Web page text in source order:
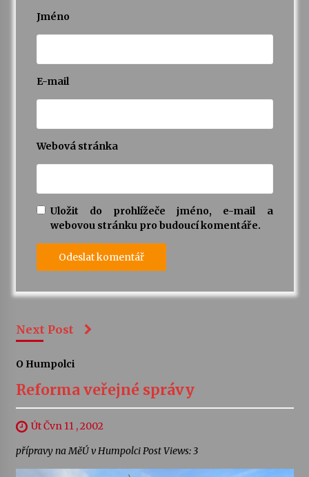
Jméno
E-mail
Webová stránka
Uložit do prohlížeče jméno, e-mail a
webovou stránku pro budoucí komentáře.
Next Post
O Humpolci
Reforma veřejné správy
Út Čvn 11 , 2002
přípravy na MěÚ v Humpolci Post Views: 3